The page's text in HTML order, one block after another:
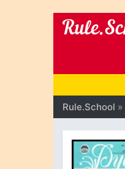
Rule.School »